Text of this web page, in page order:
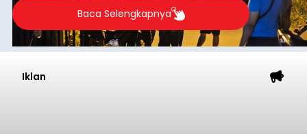
Baca Selengkapnya
Iklan